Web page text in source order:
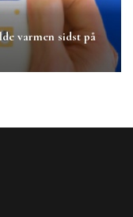
varmen sidst på